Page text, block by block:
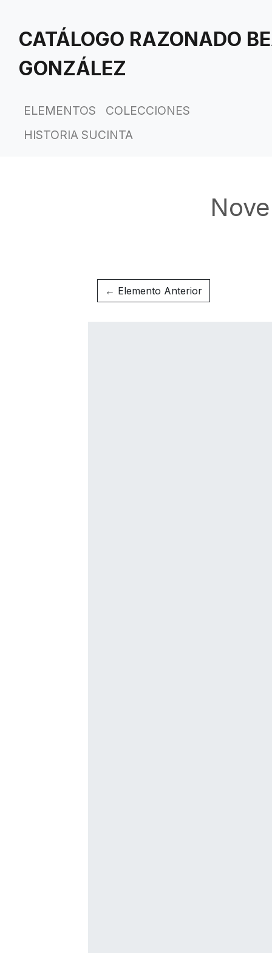
contenido
CATÁLOGO RAZONADO
GONZÁLEZ
ELEMENTOS
COLECCIONES
HISTORIA SUCINTA
← Elemento Anterior